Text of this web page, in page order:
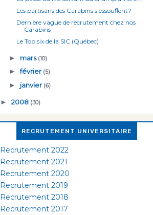
Les partisans des Carabins s'essouflent?
Dernière vague de recrutement chez nos
Carabins
Le Top six de la SIC (Québec)
► mars (10)
►février (5)
► janvier (6)
► 2008 (30)
RECRUTEMENT UNIVERSITAIRE
Recrutement 2022
Recrutement 2021
Recrutement 2020
Recrutement 2019
Recrutement 2018
Recrutement 2017